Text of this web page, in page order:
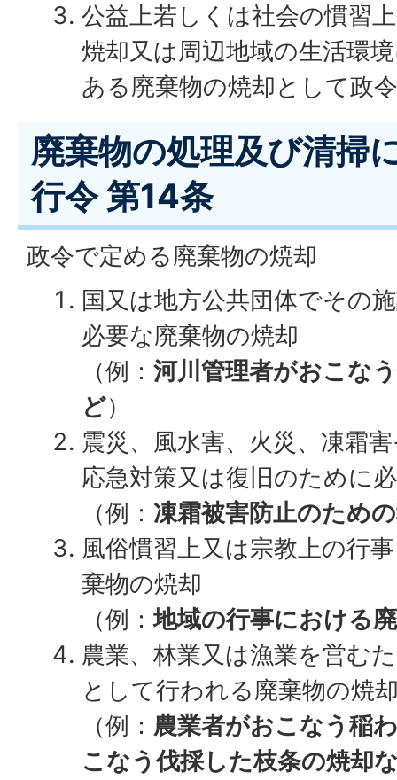
公益上若しくは社会の慣習
焼却又は周辺地域の生活環
ある廃棄物の焼却として政
廃棄物の処理及び清掃
行令 第14条
政令で定める廃棄物の焼却
国又は地方公共団体でその
必要な廃棄物の焼却
（例： 河川管理者がおこな
ど）
震災、風水害、火災、凍霜
応急対策又は復旧のために
（例： 凍霜被害防止のため
風俗慣習上又は宗教上の行
棄物の焼却
（例：地域の行事における
農業、林業又は漁業を営む
として行われる廃棄物の焼
（例： 農業者がおこなう稲
こなう伐採した枝条の焼却